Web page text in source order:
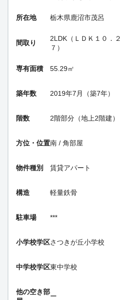
所在地 栃木県鹿沼市茂呂
間取り
2LDK（ＬＤＫ１０．
７）
専有面積 55.29㎡
築年数 2019年7月（築7年）
階数 2階部分（地上2階建）
方位・位置南 / 角部屋
物件種別 賃貸アパート
構造 軽量鉄骨
駐車場 ***
小学校学区さつきが丘小学校
中学校学区東中学校
他の空き部
ー